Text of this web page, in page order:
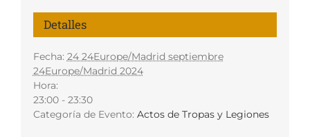
Detalles
Fecha: 24 24Europe/Madrid septiembre
24Europe/Madrid 2024
Hora:
23:00 - 23:30
Categoría de Evento: Actos de Tropas y Legiones